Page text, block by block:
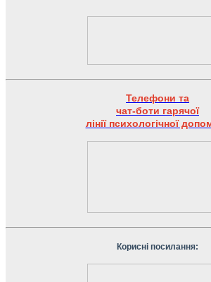
Телефони та
чат-боти гарячої
лінії психологічної
Корисні посилання: